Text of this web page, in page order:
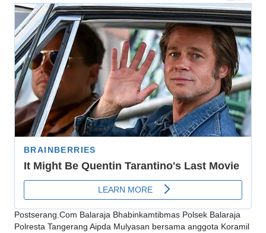
Postserang.Com Balaraja Bhabinkamtibmas Polsek Balaraja
Polresta Tangerang Aipda Mulyasan bersama anggota Koramil